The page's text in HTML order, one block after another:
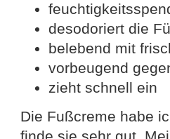
desodoriert die
belebend mit
vorbeugend
zieht schnell ein
Die Fußcreme habe